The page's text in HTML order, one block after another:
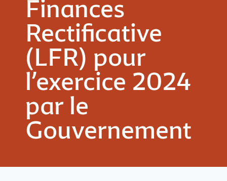
Finances
Rectificative
(LFR) pour
l’exercice 2024
par le
Gouvernement